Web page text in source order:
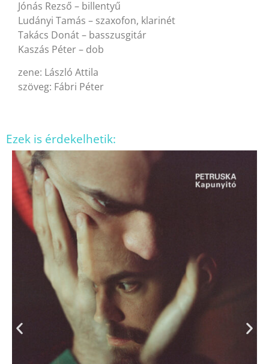
Jónás Rezső – billentyű
Ludányi Tamás – szaxofon, klarinét
Takács Donát – basszusgitár
Kaszás Péter – dob
zene: László Attila
szöveg: Fábri Péter
Ezek is érdekelhetik: